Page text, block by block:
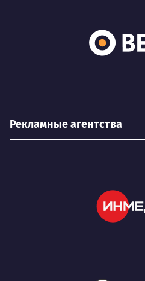
Рекламные агентства